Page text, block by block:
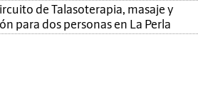
de Talasoterapia, masaje y
para dos personas en La Perla